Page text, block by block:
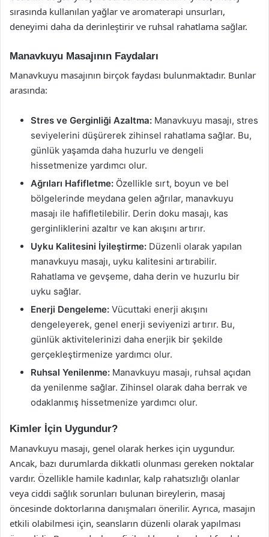
sırasında kullanılan yağlar ve aromaterapi unsurları,
deneyimi daha da derinleştirir ve ruhsal rahatlama sağlar.
Manavkuyu Masajının Faydaları
Manavkuyu masajının birçok faydası bulunmaktadır. Bunlar
arasında:
Stres ve Gerginliği Azaltma: Manavkuyu masajı, stres
seviyelerini düşürerek zihinsel rahatlama sağlar. Bu,
günlük yaşamda daha huzurlu ve dengeli
hissetmenize yardımcı olur.
Ağrıları Hafifletme: Özellikle sırt, boyun ve bel
bölgelerinde meydana gelen ağrılar, manavkuyu
masajı ile hafifletilebilir. Derin doku masajı, kas
gerginliklerini azaltır ve kan akışını artırır.
Uyku Kalitesini İyileştirme: Düzenli olarak yapılan
manavkuyu masajı, uyku kalitesini artırabilir.
Rahatlama ve gevşeme, daha derin ve huzurlu bir
uyku sağlar.
Enerji Dengeleme: Vücuttaki enerji akışını
dengeleyerek, genel enerji seviyenizi artırır. Bu,
günlük aktivitelerinizi daha enerjik bir şekilde
gerçekleştirmenize yardımcı olur.
Ruhsal Yenilenme: Manavkuyu masajı, ruhsal açıdan
da yenilenme sağlar. Zihinsel olarak daha berrak ve
odaklanmış hissetmenize yardımcı olur.
Kimler İçin Uygundur?
Manavkuyu masajı, genel olarak herkes için uygundur.
Ancak, bazı durumlarda dikkatli olunması gereken noktalar
vardır. Özellikle hamile kadınlar, kalp rahatsızlığı olanlar
veya ciddi sağlık sorunları bulunan bireylerin, masaj
öncesinde doktorlarına danışmaları önerilir. Ayrıca, masajın
etkili olabilmesi için, seansların düzenli olarak yapılması